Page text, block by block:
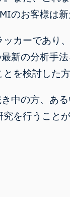
お客様は
カーであり
新の分析手
を検討した
中の方、あ
を行うこと